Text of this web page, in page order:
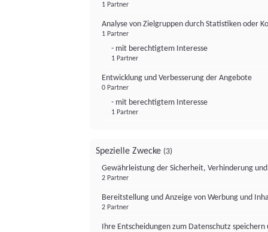
1 Partner
Analyse von Zielgruppen durch Statistiken oder
1 Partner
- mit berechtigtem Interesse
1 Partner
Entwicklung und Verbesserung der Angebote
0 Partner
- mit berechtigtem Interesse
1 Partner
Spezielle Zwecke (3)
Gewährleistung der Sicherheit, Verhinderung
2 Partner
Bereitstellung und Anzeige von Werbung und
2 Partner
Ihre Entscheidungen zum Datenschutz